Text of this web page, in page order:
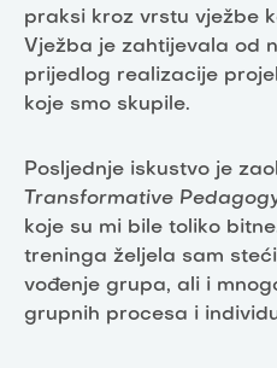
praksi kroz vrstu vježbe
Vježba je zahtijevala od
prijedlog realizacije
koje smo skupile.
Posljednje iskustvo je
Transformative
koje su mi bile toliko
treninga željela sam
vođenje grupa, ali i
grupnih procesa i